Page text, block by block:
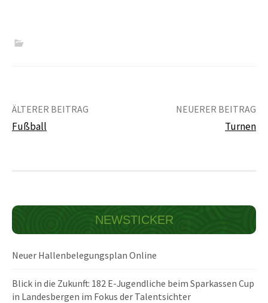
Beitrags-
ÄLTERER BEITRAG
Fußball
NEUERER BEITRAG
Turnen
NEWSTICKER
Neuer Hallenbelegungsplan Online
Blick in die Zukunft: 182 E-Jugendliche beim Sparkassen Cup
in Landesbergen im Fokus der Talentsichter